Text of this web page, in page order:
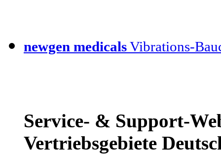
newgen medicalsVibrations-
Service- & Support-
Vertriebsgebiete